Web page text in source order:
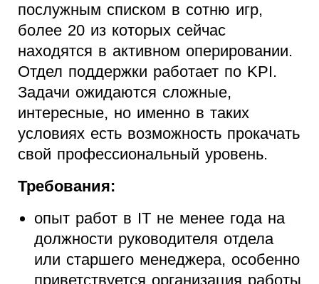
послужным списком в сотню игр,
более 20 из которых сейчас
находятся в активном оперировании.
Отдел поддержки работает по KPI.
Задачи ожидаются сложные,
интересные, но именно в таких
условиях есть возможность прокачать
свой профессиональный уровень.
Требования:
опыт работ в IT не менее года на
должности руководителя отдела
или старшего менеджера, особенно
приветствуется организация работы